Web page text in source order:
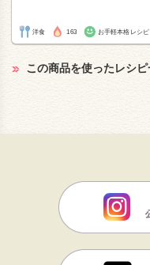
洋食 163 お手軽本格レシピ
この商品を使ったレシ